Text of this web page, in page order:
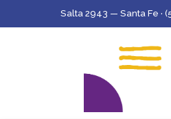
Salta 2943 — Santa Fe ·